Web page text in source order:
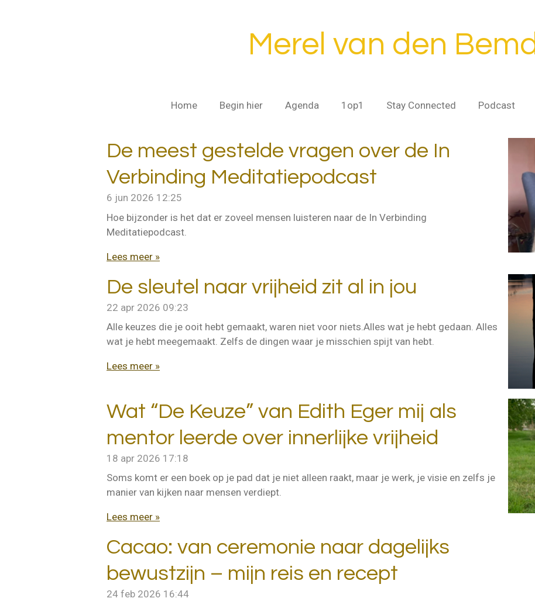
Merel van den Bemd
Home Begin hier Agenda 1op1 Stay Connected Podcast
De meest gestelde vragen over de In
Verbinding Meditatiepodcast
6 jun 2026 12:25
Hoe bijzonder is het dat er zoveel mensen luisteren naar de In Verbinding
Meditatiepodcast.
Lees meer »
De sleutel naar vrijheid zit al in jou
22 apr 2026 09:23
Alle keuzes die je ooit hebt gemaakt, waren niet voor niets.Alles wat je hebt gedaan. Alles
wat je hebt meegemaakt. Zelfs de dingen waar je misschien spijt van hebt.
Lees meer »
Wat “De Keuze” van Edith Eger mij als
mentor leerde over innerlijke vrijheid
18 apr 2026 17:18
Soms komt er een boek op je pad dat je niet alleen raakt, maar je werk, je visie en zelfs je
manier van kijken naar mensen verdiept.
Lees meer »
Cacao: van ceremonie naar dagelijks
bewustzijn – mijn reis en recept
24 feb 2026 16:44